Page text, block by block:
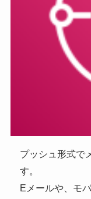
プッシュ形式で
す。
Eメールや、モ